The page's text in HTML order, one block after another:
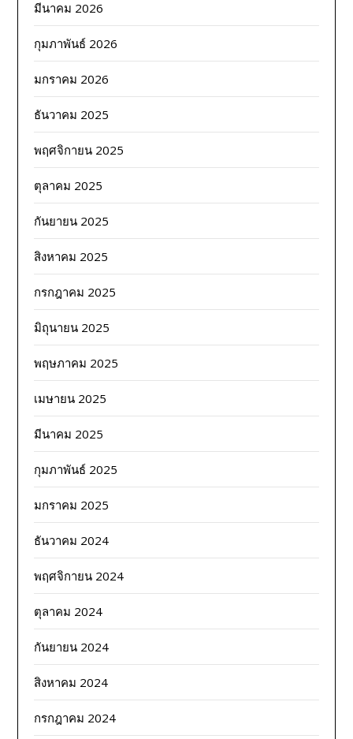
มีนาคม 2026
กุมภาพันธ์ 2026
มกราคม 2026
ธันวาคม 2025
พฤศจิกายน 2025
ตุลาคม 2025
กันยายน 2025
สิงหาคม 2025
กรกฎาคม 2025
มิถุนายน 2025
พฤษภาคม 2025
เมษายน 2025
มีนาคม 2025
กุมภาพันธ์ 2025
มกราคม 2025
ธันวาคม 2024
พฤศจิกายน 2024
ตุลาคม 2024
กันยายน 2024
สิงหาคม 2024
กรกฎาคม 2024